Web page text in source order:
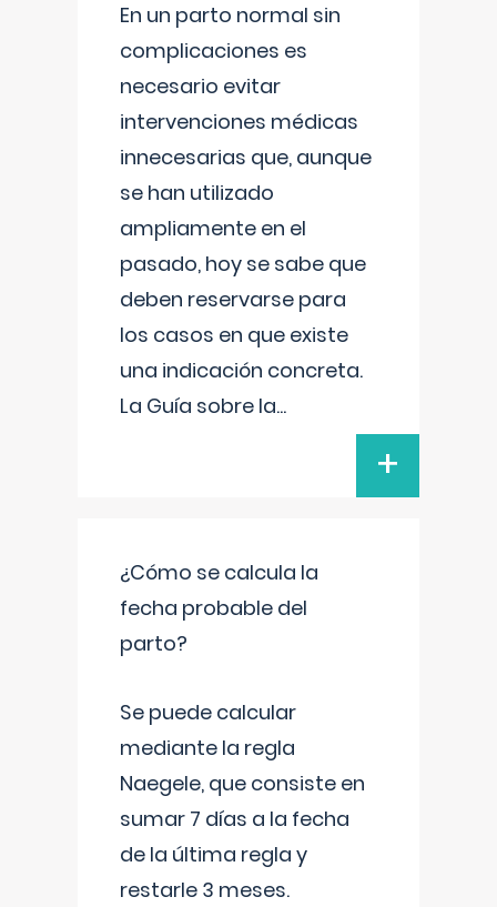
En un parto normal sin
complicaciones es
necesario evitar
intervenciones médicas
innecesarias que, aunque
se han utilizado
ampliamente en el
pasado, hoy se sabe que
deben reservarse para
los casos en que existe
una indicación concreta.
La Guía sobre la...
+
¿Cómo se calcula la
fecha probable del
parto?
Se puede calcular
mediante la regla
Naegele, que consiste en
sumar 7 días a la fecha
de la última regla y
restarle 3 meses.